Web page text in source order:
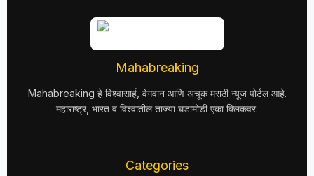
Mahabreaking
Mahabreaking हे विश्वासार्ह, वेगवान आणि अचूक मराठी न्यूज पोर्टल आहे.
महाराष्ट्र, भारत व विश्वातील ताज्या घडामोडी एका क्लिकवर.
Categories